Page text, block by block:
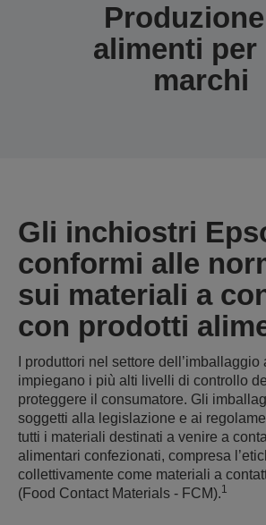
alimenti per
marchi
Gli inchiostri
conformi alle
sui materiali a
con prodotti
I produttori nel settore dell’imballaggio
impiegano i più alti livelli di controllo
proteggere il consumatore. Gli
soggetti alla legislazione e ai
tutti i materiali destinati a venire a
alimentari confezionati, compresa
collettivamente come materiali a
(Food Contact Materials - FCM).1